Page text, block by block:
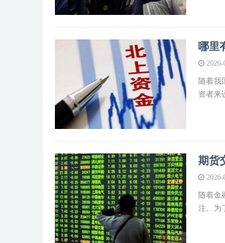
哪里
2026-
随着我
资者来
期货
2026-
随着金
注。为